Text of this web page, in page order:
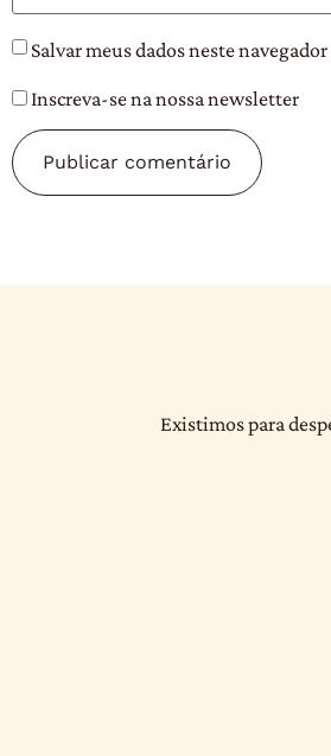
Salvar meus dados neste
Inscreva-se na nossa newsletter
Existimos para